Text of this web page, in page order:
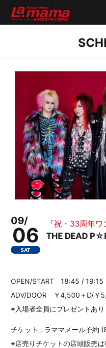
09/
06
SAT
『祝・33周年ワ
THE DEAD
OPEN/START 18:45 / 19:15
ADV/DOOR ￥4,500＋D/￥
※入場者全員にプレゼントあり
チケット : ラママメール予約
※店売りチケットの店頭販売は